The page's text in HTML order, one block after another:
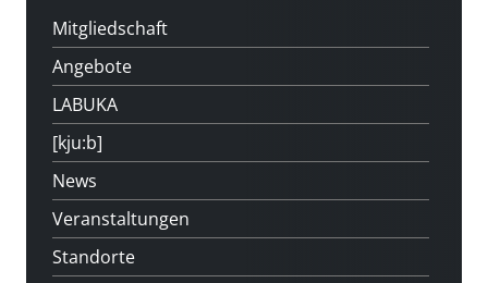
Mitgliedschaft
Angebote
LABUKA
[kju:b]
News
Veranstaltungen
Standorte